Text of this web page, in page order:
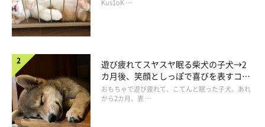
長！
Kus1oK …
遊び疲れてスヤスヤ眠る柴犬の子犬→2
カ月後、笑顔としっぽで喜びを表すコに
成長！
おもちゃで遊び疲れて、こてんと眠った子犬。あれ
から2カ月、表 …